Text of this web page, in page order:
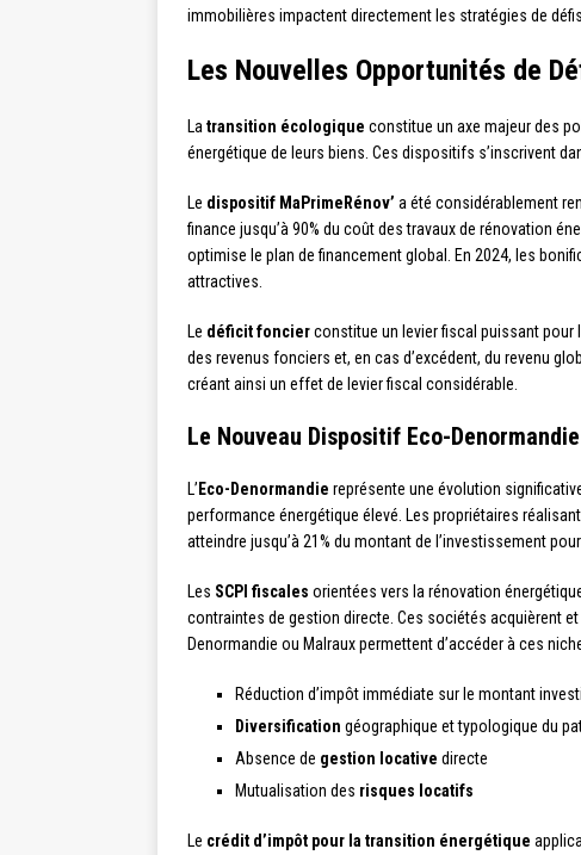
immobilières impactent directement les stratégies de
Les Nouvelles Opportunités de
La transition écologique constitue un axe majeur des
énergétique de leurs biens. Ces dispositifs s’inscrivent
Le dispositif MaPrimeRénov’ a été considérablement
finance jusqu’à 90% du coût des travaux de rénovation
optimise le plan de financement global. En 2024, les
attractives.
Le déficit foncierconstitue un levier fiscal puissant pour
des revenus fonciers et, en cas d’excédent, du revenu
créant ainsi un effet de levier fiscal considérable.
Le Nouveau Dispositif Eco-Denormandie
L’ Eco-Denormandie représente une évolution
performance énergétique élevé. Les propriétaires
atteindre jusqu’à 21% du montant de l’investissement
Les SCPI fiscales orientées vers la rénovation
contraintes de gestion directe. Ces sociétés acquièrent
Denormandie ou Malraux permettent d’accéder à ces
Réduction d’impôt immédiate sur le montant investi
Diversification géographique et typologique du
Absence de gestion locative directe
Mutualisation des risques locatifs
Le crédit d’impôt pour la transition énergétique